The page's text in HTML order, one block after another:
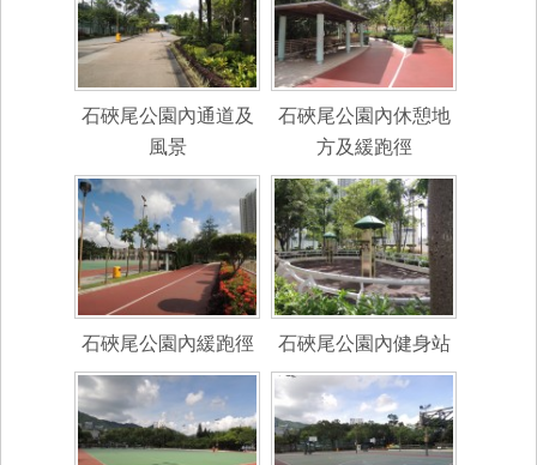
石硤尾公園內通道及
風景
石硤尾公園內休憩地
方及緩跑徑
石硤尾公園內緩跑徑 石硤尾公園內健身站